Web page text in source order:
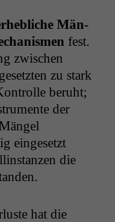
Män­
fest.
zwis­chen
zu stark
beruht;
der
einge­set­zt
die
hat die